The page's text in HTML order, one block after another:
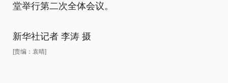
堂举行第二次全体会议。
新华社记者 李涛 摄
[责编：袁晴]